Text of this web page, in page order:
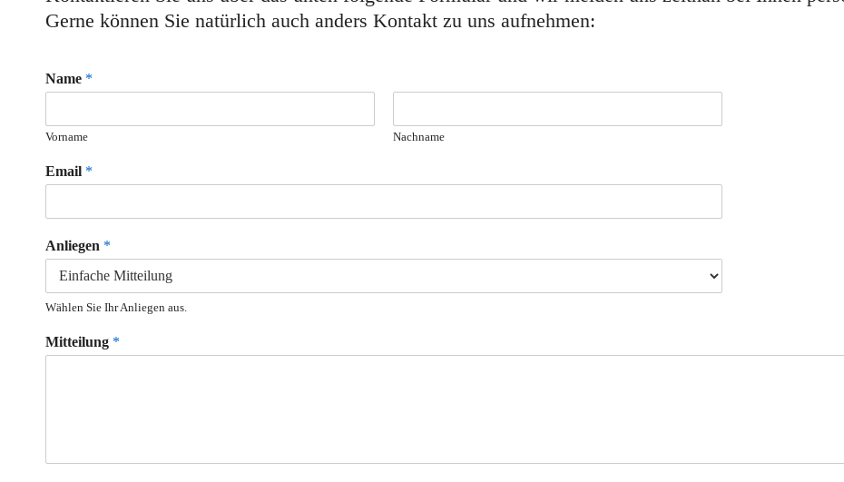
Gerne können Sie natürlich auch anders Kontakt zu uns aufnehmen:
Name *
Vorname Nachname
Email *
Anliegen *
Wählen Sie Ihr Anliegen aus.
Mitteilung *